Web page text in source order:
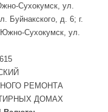
Сухокумск, ул.
Буйнакского, д. 6; г.
Южно-Сухокумск, ул.
РЕМОНТА
ДОМАХ